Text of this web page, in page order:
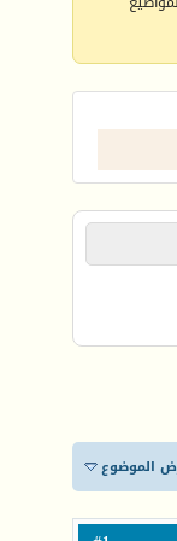
الموضوع